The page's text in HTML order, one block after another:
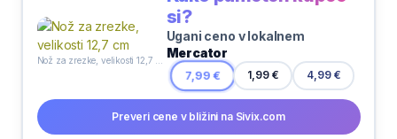
si?
Ugani ceno v lokalnem
Mercator
7,99 € 1,99 € 4,99 €
Preveri cene v bližini na Sivix.com